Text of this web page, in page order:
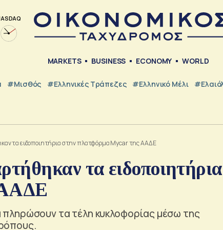
MARKETS BUSINESS ECONOMY WORLD
#Μισθός #ελληνικές Τράπεζες #Ελληνικό Μέλι
τα ειδοποιητήρια στην πλατφόρμα Μycar της AAΔΕ
τα
τα τέλη κυκλοφορίας μέσω της